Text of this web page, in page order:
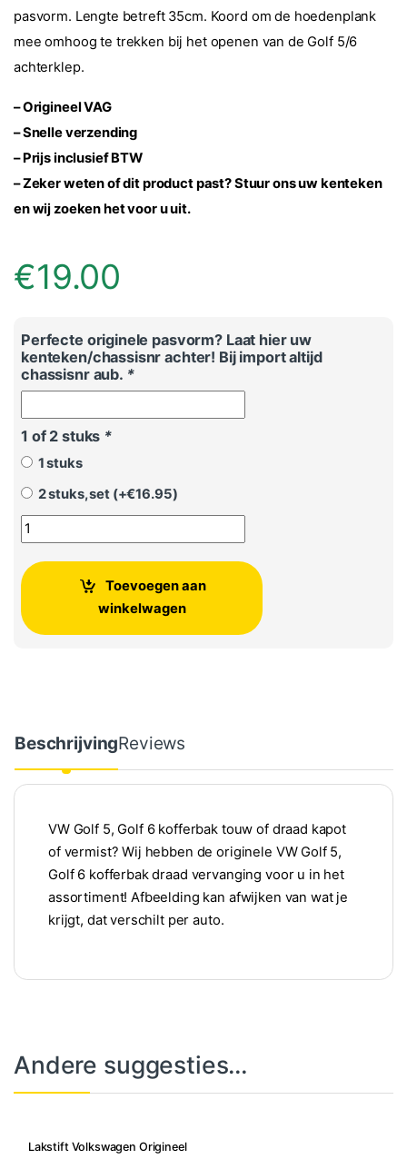
pasvorm. Lengte betreft 35cm. Koord om de hoedenplank
mee omhoog te trekken bij het openen van de Golf 5/6
achterklep.
– Origineel VAG
– Snelle verzending
– Prijs inclusief BTW
–Zeker weten of dit product past? Stuur ons uw kenteken
en wij zoeken het voor u uit.
€19.00
Perfecte originele pasvorm? Laat hier uw
kenteken/chassisnr achter! Bij import altijd
chassisnr aub. *
1 of 2 stuks *
1 stuks
2 stuks, set (+€16.95)
VW Golf 5, Golf 6 kofferbak hoedenplank draad aantal
Toevoegen aan
winkelwagen
BeschrijvingReviews
VW Golf 5, Golf 6 kofferbak touw of draad kapot
of vermist? Wij hebben de originele VW Golf 5,
Golf 6 kofferbak draad vervanging voor u in het
assortiment! Afbeelding kan afwijken van wat je
krijgt, dat verschilt per auto.
Andere suggesties…
Lakstift Volkswagen Origineel